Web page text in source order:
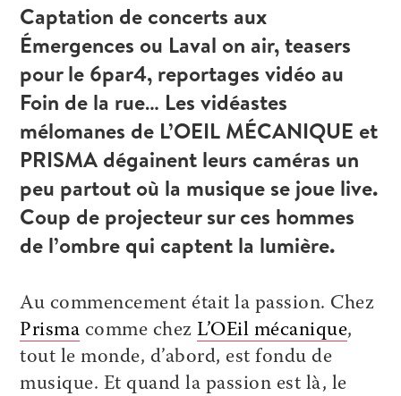
Captation de concerts aux
Émergences ou Laval on air, teasers
pour le 6par4, reportages vidéo au
Foin de la rue… Les vidéastes
mélomanes de L’OEIL MÉCANIQUE et
PRISMA dégainent leurs caméras un
peu partout où la musique se joue live.
Coup de projecteur sur ces hommes
de l’ombre qui captent la lumière.
Au commencement était la passion. Chez
Prisma comme chezL’OEil mécanique,
tout le monde, d’abord, est fondu de
musique. Et quand la passion est là, le